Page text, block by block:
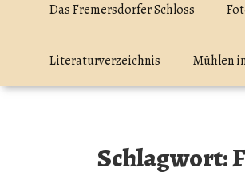
Das Fremersdorfer Schloss
Literaturverzeichnis Mühlen
Schlagwort: